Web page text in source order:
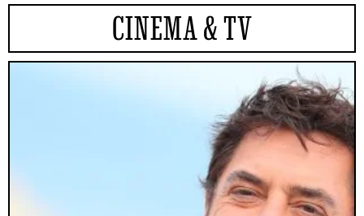
CINEMA & TV